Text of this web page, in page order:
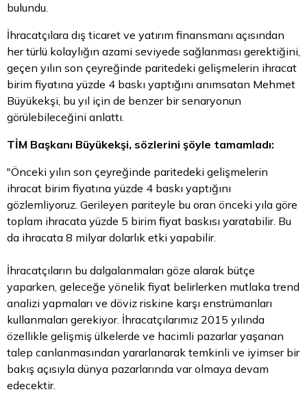
bulundu.
İhracatçılara dış ticaret ve yatırım finansmanı açısından
her türlü kolaylığın azami seviyede sağlanması gerektiğini,
geçen yılın son çeyreğinde paritedeki gelişmelerin ihracat
birim fiyatına yüzde 4 baskı yaptığını anımsatan Mehmet
Büyükekşi, bu yıl için de benzer bir senaryonun
görülebileceğini anlattı.
TİM Başkanı Büyükekşi, sözlerini şöyle tamamladı:
"Önceki yılın son çeyreğinde paritedeki gelişmelerin
ihracat birim fiyatına yüzde 4 baskı yaptığını
gözlemliyoruz. Gerileyen pariteyle bu oran önceki yıla göre
toplam ihracata yüzde 5 birim fiyat baskısı yaratabilir. Bu
da ihracata 8 milyar dolarlık etki yapabilir.
İhracatçıların bu dalgalanmaları göze alarak bütçe
yaparken, geleceğe yönelik fiyat belirlerken mutlaka trend
analizi yapmaları ve döviz riskine karşı enstrümanları
kullanmaları gerekiyor. İhracatçılarımız 2015 yılında
özellikle gelişmiş ülkelerde ve hacimli pazarlar yaşanan
talep canlanmasından yararlanarak temkinli ve iyimser bir
bakış açısıyla dünya pazarlarında var olmaya devam
edecektir.